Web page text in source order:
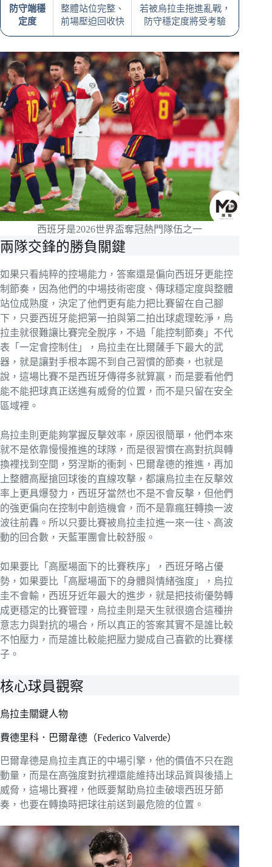
防守端穩
定度
整體站位完整、
前場壓迫回收快
若被烏拉圭拖進亂戰，
防守穩定度將受考驗
西班牙是2026世界盃奪冠熱門隊伍之一
兩隊交鋒的勝負關鍵
如果只看純粹的控場能力，答案還是偏向西班牙更能控
制節奏，因為他們的中場技術密度、傳球穩定度與整體
站位成熟度，決定了他們更有能力把比賽留在自己腳
下，只要西班牙能把第一拍與第二拍出球處理乾淨，烏
拉圭就很難讓比賽完全脫序，不過「能控制節奏」不代
表「一定會控制住」，烏拉圭在比爾薩手下最大的武
器，就是讓對手根本踢不到自己習慣的節奏，也就是
說，這場比賽不是西班牙傳得多就算贏，而是要看他們
能不能把球真正送進有威脅的位置，而不是只留在安全
區域裡。
烏拉圭則更能夠掌握反擊效率，原因很簡單，他們本來
就不是依靠慢慢推進的球隊，而是很習慣在高對抗與轉
換裡找到空間，努涅斯的衝刺、巴爾韋德的推進，再加
上整體高壓搶回球後的直線攻擊，都讓烏拉圭在反擊效
率上更具爆發力，西班牙當然也不是不會反擊，但他們
的強更偏向在控制中創造機會，而不是靠瘋狂轉換一波
波往前轟。所以只要比賽被烏拉圭拉進一來一往、高波
動的回合數，天藍軍團會比較舒服。
如果要比「高壓場面下的比賽秩序」，西班牙略占優
勢，如果要比「高壓場面下的身體與情緒強度」，烏拉
圭不會輸，西班牙近年最大的進步，就是把技術優勢轉
成更穩定的比賽管理，烏拉圭則是天生就很適合這種拚
意志力與對抗的場合，所以真正的答案其實不是誰比較
不怕壓力，而是誰比較能把壓力變成自己喜歡的比賽樣
子。
核心球員觀察
烏拉圭關鍵人物
費德里科．巴爾韋德（Federico Valverde）
巴爾韋德是烏拉圭真正的中場引擎，他的價值不只在跑
動量，而是在高強度對抗裡還能維持出球品質與後插上
威脅，這場比賽裡，他既要幫助烏拉圭破壞西班牙節
奏，也要在轉換時把球往前送到最危險的位置。